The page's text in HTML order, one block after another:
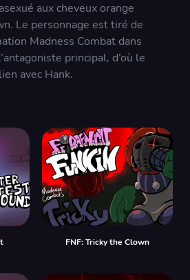
aux cheveux orange
Le personnage est tiré de
Madness Combat dans
principal, d’où le
lien avec Hank.
FNF: Tricky the Clown